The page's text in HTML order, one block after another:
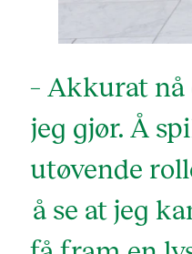
– Akkurat
jeg gjør. Å
utøvende
å se at jeg